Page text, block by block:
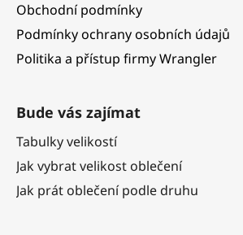
Obchodní podmínky
Podmínky ochrany osobních údajů
Politika a přístup firmy Wrangler
Bude vás zajímat
Tabulky velikostí
Jak vybrat velikost oblečení
Jak prát oblečení podle druhu